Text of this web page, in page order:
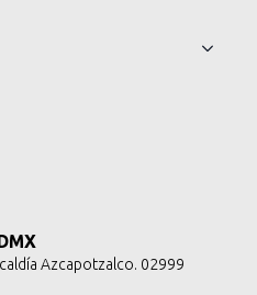
Azcapotzalco. 02999